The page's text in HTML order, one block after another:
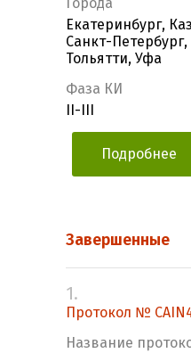
Города
Екатеринбург,
Санкт-
Тольятти, Уфа
Фаза КИ
II-III
Подробнее
Завершенные
1.
Протокол №
Название